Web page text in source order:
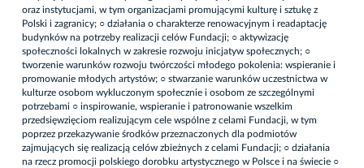
oraz instytucjami, w tym organizacjami promującymi kulturę i sztukę z
Polski i zagranicy; ○ działania o charakterze renowacyjnym i readaptację
budynków na potrzeby realizacji celów Fundacji; ○ aktywizację
społeczności lokalnych w zakresie rozwoju inicjatyw społecznych; ○
tworzenie warunków rozwoju twórczości młodego pokolenia: wspieranie i
promowanie młodych artystów; ○ stwarzanie warunków uczestnictwa w
kulturze osobom wykluczonym społecznie i osobom ze szczególnymi
potrzebami ○ inspirowanie, wspieranie i patronowanie wszelkim
przedsięwzięciom realizującym cele wspólne z celami Fundacji, w tym
poprzez przekazywanie środków przeznaczonych dla podmiotów
zajmujących się realizacją celów zbieżnych z celami Fundacji; ○ działania
na rzecz promocji polskiego dorobku artystycznego w Polsce i na świecie ○